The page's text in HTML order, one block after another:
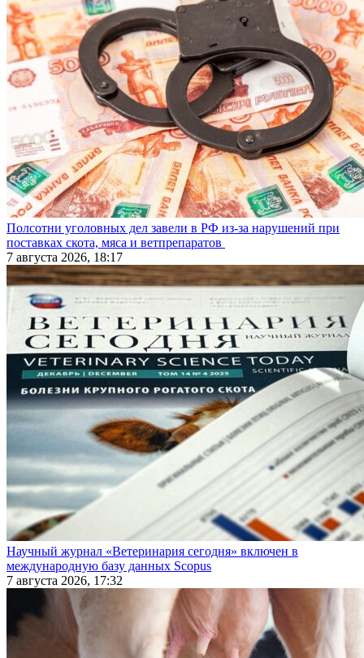
Полсотни уголовных дел завели в РФ из-за нарушений при
поставках скота, мяса и ветпрепаратов
7 августа 2026, 18:17
Научный журнал «Ветеринария сегодня» включен в
международную базу данных Scopus
7 августа 2026, 17:32